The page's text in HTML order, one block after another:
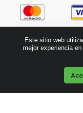
Este sitio web
mejor experiencia